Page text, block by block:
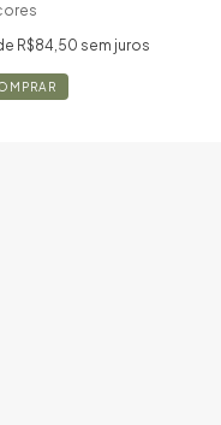
R$84,50 sem juros